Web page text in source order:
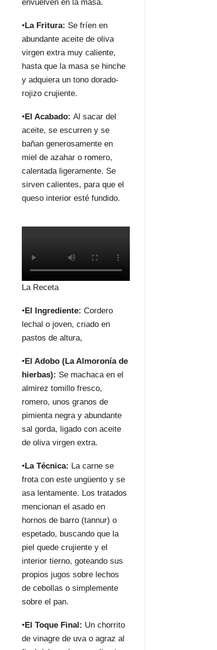
envuelven en la masa.
•La Fritura: Se fríen en
abundante aceite de oliva
virgen extra muy caliente,
hasta que la masa se hinche
y adquiera un tono dorado-
rojizo crujiente.
•El Acabado: Al sacar del
aceite, se escurren y se
bañan generosamente en
miel de azahar o romero,
calentada ligeramente. Se
sirven calientes, para que el
queso interior esté fundido.
La Receta
•El Ingrediente: Cordero
lechal o joven, criado en
pastos de altura,
•El Adobo (La Almoronía de
hierbas): Se machaca en el
almirez tomillo fresco,
romero, unos granos de
pimienta negra y abundante
sal gorda, ligado con aceite
de oliva virgen extra.
•La Técnica: La carne se
frota con este ungüento y se
asa lentamente. Los tratados
mencionan el asado en
hornos de barro (tannur) o
espetado, buscando que la
piel quede crujiente y el
interior tierno, goteando sus
propios jugos sobre lechos
de cebollas o simplemente
sobre el pan.
•El Toque Final: Un chorrito
de vinagre de uva o agraz al